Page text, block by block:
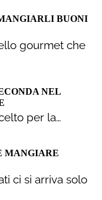
BUONI
gourmet che
NEL
per la…
MANGIARE
ci si arriva solo